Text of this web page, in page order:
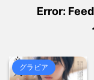
で仕事がつまらなくなっ
【画像】日産が社運
コンビニワイ「廃棄あ
「ありますよ」ワイ「ち
Error:
グラビア